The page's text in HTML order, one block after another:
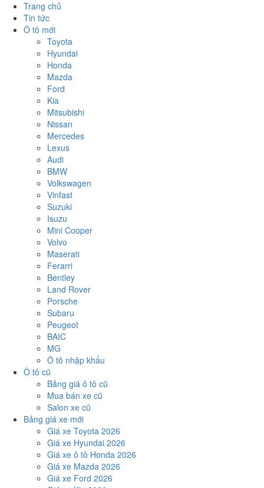
Trang chủ
Tin tức
Ô tô mới
Toyota
Hyundai
Honda
Mazda
Ford
Kia
Mitsubishi
Nissan
Mercedes
Lexus
Audi
BMW
Volkswagen
Vinfast
Suzuki
Isuzu
Mini Cooper
Volvo
Maserati
Ferarri
Bentley
Land Rover
Porsche
Subaru
Peugeot
BAIC
MG
Ô tô nhập khẩu
Ô tô cũ
Bảng giá ô tô cũ
Mua bán xe cũ
Salon xe cũ
Bảng giá xe mới
Giá xe Toyota 2026
Giá xe Hyundai 2026
Giá xe ô tô Honda 2026
Giá xe Mazda 2026
Giá xe Ford 2026